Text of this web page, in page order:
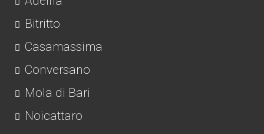
Bitritto
Casamassima
Conversano
Mola di Bari
Noicattaro